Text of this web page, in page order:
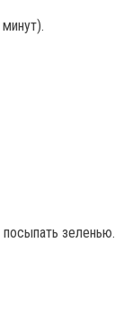
зеленью.